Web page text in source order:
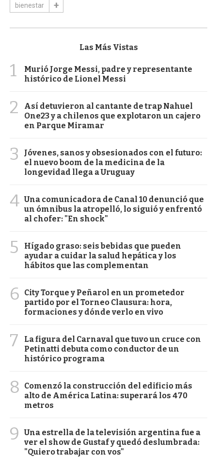
bienestar
Las Más Vistas
1
Murió Jorge Messi, padre y representante
histórico de Lionel Messi
2
Así detuvieron al cantante de trap Nahuel
One23 y a chilenos que explotaron un cajero
en Parque Miramar
3
Jóvenes, sanos y obsesionados con el futuro:
el nuevo boom de la medicina de la
longevidad llega a Uruguay
4 Una comunicadora de Canal 10 denunció que
un ómnibus la atropelló, lo siguió y enfrentó
al chofer: "En shock"
5
Hígado graso: seis bebidas que pueden
ayudar a cuidar la salud hepática y los
hábitos que las complementan
6
City Torque y Peñarol en un prometedor
partido por el Torneo Clausura: hora,
formaciones y dónde verlo en vivo
7
La figura del Carnaval que tuvo un cruce con
Petinatti debuta como conductor de un
histórico programa
8
Comenzó la construcción del edificio más
alto de América Latina: superará los 470
metros
9
Una estrella de la televisión argentina fue a
ver el show de Gustaf y quedó deslumbrada:
"Quiero trabajar con vos"